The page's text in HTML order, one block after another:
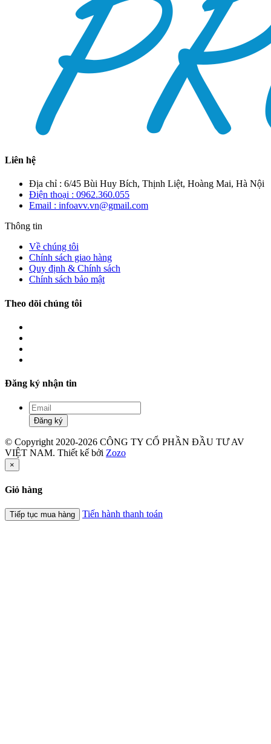
Liên hệ
Địa chỉ : 6/45 Bùi Huy Bích, Thịnh Liệt, Hoàng Mai, Hà Nội
Điện thoại : 0962.360.055
Email : infoavv.vn@gmail.com
Thông tin
Về chúng tôi
Chính sách giao hàng
Quy định & Chính sách
Chính sách bảo mật
Theo dõi chúng tôi
Đăng ký nhận tin
Đăng ký
© Copyright 2020-2026 CÔNG TY CỔ PHẦN ĐẦU TƯ AV
VIỆT NAM. Thiết kế bởi Zozo
×
Giỏ hàng
Tiếp tục mua hàng Tiến hành thanh toán